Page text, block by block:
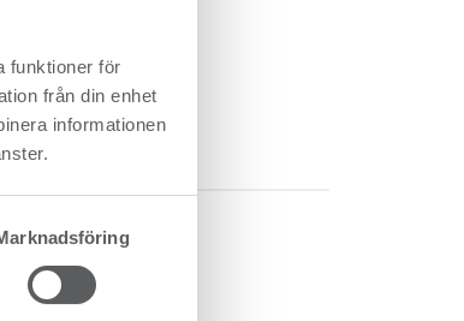
funktioner för
från din enhet
informationen